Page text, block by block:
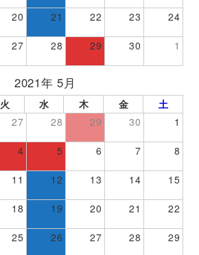
20 21 22 23 24
27 28 29 30 1
2021年 5月
火 水 木 金
土
27 28 29 30 1
4 5 6 7 8
11 12 13 14 15
18 19 20 21 22
25 26 27 28 29